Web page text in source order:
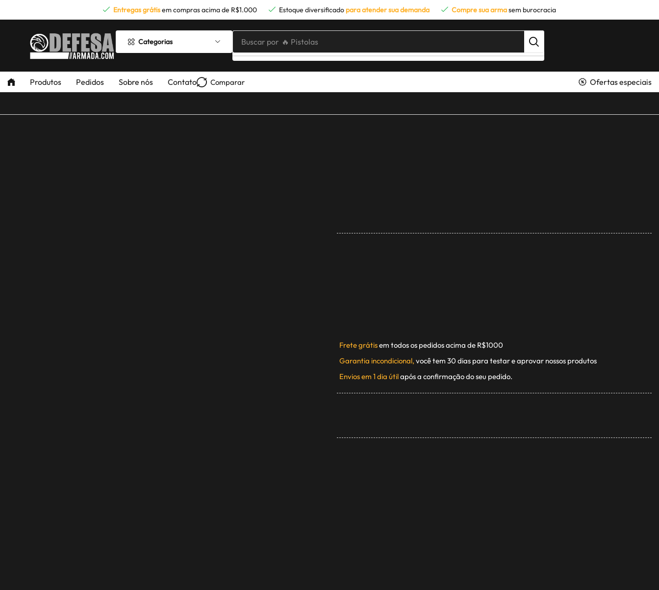
Entregas grátisem compras acima de R$1.000 Estoque diversificado para atender sua demanda Compre sua armasem burocracia
Categorias Buscar por 🔥 Pistolas
Produtos Pedidos Sobre nós Contato Comparar Ofertas especiais
Frete grátisem todos os pedidos acima de R$1000
Garantia incondicional, você tem 30 dias para testar e aprovar nossos produtos
Envios em 1 dia útilapós a confirmação do seu pedido.